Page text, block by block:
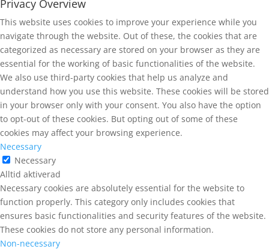
Privacy Overview
This website uses cookies to improve your experience while you
navigate through the website. Out of these, the cookies that are
categorized as necessary are stored on your browser as they are
essential for the working of basic functionalities of the website.
We also use third-party cookies that help us analyze and
understand how you use this website. These cookies will be stored
in your browser only with your consent. You also have the option
to opt-out of these cookies. But opting out of some of these
cookies may affect your browsing experience.
Necessary
Necessary
Alltid aktiverad
Necessary cookies are absolutely essential for the website to
function properly. This category only includes cookies that
ensures basic functionalities and security features of the website.
These cookies do not store any personal information.
Non-necessary